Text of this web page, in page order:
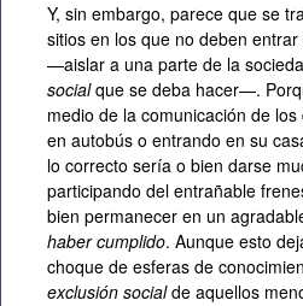
Y, sin embargo, parece que se
sitios en los que no deben
—aislar a una parte de la
socialque se deba hacer—.
medio de la comunicación de
en autobús o entrando en su
lo correcto sería o bien darse
participando del entrañable
bien permanecer en un
haber cumplido. Aunque esto
choque de esferas de
exclusión socialde aquellos